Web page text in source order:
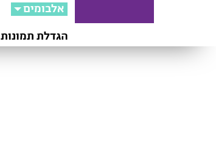
אלבומים
הגדלת תמונות